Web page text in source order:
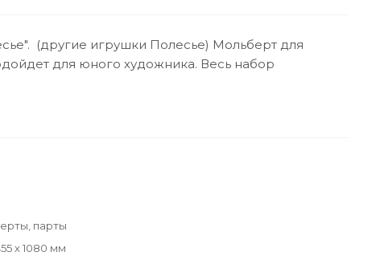
(другие игрушки Полесье) Мольберт для
для юного художника. Весь набор
парты
х 1080 мм